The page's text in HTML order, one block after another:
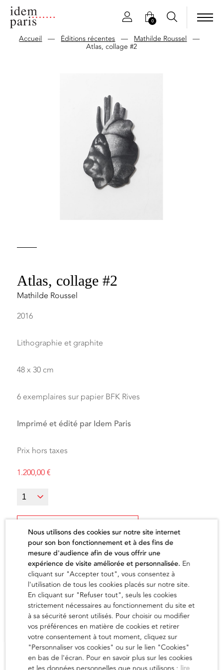
0
Accueil — Éditions récentes — Mathilde Roussel —
Atlas, collage #2
Atlas, collage #2
Mathilde Roussel
2016
Lithographie et graphite
48 x 30 cm
6 exemplaires sur papier BFK Rives
Imprimé et édité par Idem Paris
Prix hors taxes
1.200,00€
Ajouter au panier
L'artiste
en savoir
Nous utilisons des cookies sur notre site internet
pour son bon fonctionnement et à des fins de
mesure d'audience afin de vous offrir une
expérience de visite améliorée et personnalisée. En
cliquant sur "Accepter tout", vous consentez à
l'utilisation de tous les cookies placés sur notre site.
En cliquant sur "Refuser tout", seuls les cookies
strictement nécessaires au fonctionnement du site et
à sa sécurité seront utilisés. Pour choisir ou modifier
vos préférences en matière de cookies et retirer
votre consentement à tout moment, cliquez sur
"Personnaliser vos cookies" ou sur le lien "Cookies"
en bas de l'écran. Pour en savoir plus sur les cookies